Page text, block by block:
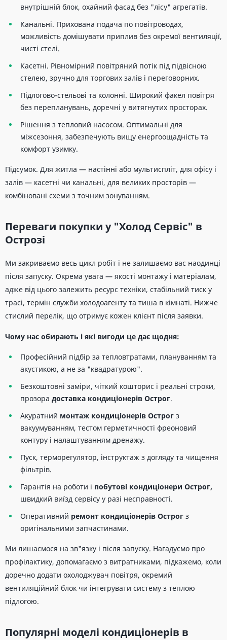
внутрішній блок, охайний фасад без "лісу" агрегатів.
Канальні. Прихована подача по повітроводах,
можливість домішувати приплив без окремої вентиляції,
чисті стелі.
Касетні. Рівномірний повітряний потік під підвісною
стелею, зручно для торгових залів і переговорних.
Підлогово-стельові та колонні. Широкий факел повітря
без перепланувань, доречні у витягнутих просторах.
Рішення з тепловий насосом. Оптимальні для
міжсезоння, забезпечують вищу енергоощадність та
комфорт узимку.
Підсумок. Для житла — настінні або мультиспліт, для офісу і
залів — касетні чи канальні, для великих просторів —
комбіновані схеми з точним зонуванням.
Переваги покупки у "Холод Сервіс" в
Острозі
Ми закриваємо весь цикл робіт і не залишаємо вас наодинці
після запуску. Окрема увага — якості монтажу і матеріалам,
адже від цього залежить ресурс техніки, стабільний тиск у
трасі, термін служби холодоагенту та тиша в кімнаті. Нижче
стислий перелік, що отримує кожен клієнт після заявки.
Чому нас обирають і які вигоди це дає щодня:
Професійний підбір за тепловтратами, плануванням та
акустикою, а не за "квадратурою".
Безкоштовні заміри, чіткий кошторис і реальні строки,
прозора доставка кондиціонерів Острог.
Акуратний монтаж кондиціонерів Острог з
вакуумуванням, тестом герметичності фреоновий
контуру і налаштуванням дренажу.
Пуск, терморегулятор, інструктаж з догляду та чищення
фільтрів.
Гарантія на роботи і побутові кондиціонери Острог,
швидкий виїзд сервісу у разі несправності.
Оперативний ремонт кондиціонерів Острог з
оригінальними запчастинами.
Ми лишаємося на зв"язку і після запуску. Нагадуємо про
профілактику, допомагаємо з витратниками, підкажемо, коли
доречно додати охолоджувач повітря, окремий
вентиляційний блок чи інтегрувати систему з теплою
підлогою.
Популярні моделі кондиціонерів в